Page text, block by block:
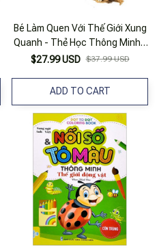
Bé Làm Quen Với Thế Giới Xung
Quanh - Thẻ Học Thông Minh -
Song Ngữ Anh-Việt
$27.99 USD $37.99 USD
ADD TO CART